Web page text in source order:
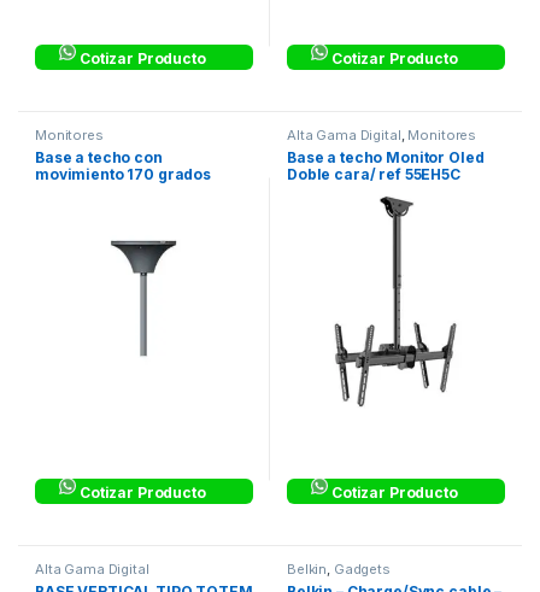
Cotizar Producto Cotizar Producto
Monitores
Base a techo con
movimiento 170 grados
Cotizar Producto
Alta Gama Digital, Monitores
Base a techo Monitor Oled
Doble cara/ ref 55EH5C
Cotizar Producto
Alta Gama Digital Belkin, Gadgets